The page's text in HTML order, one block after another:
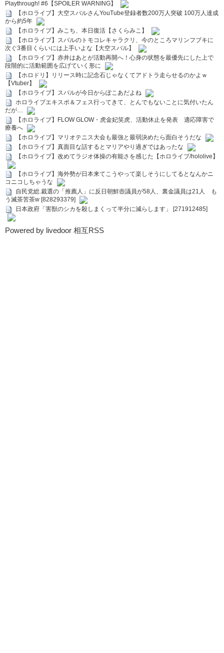
Playthrough! #6【SPOILER WARNING】
【ホロライブ】大空スバルさんYouTube登録者数200万人突破 100万人達成
から約5年
【ホロライブ】みこち、本日復活【さくらみこ】
【ホロライブ】スバルのトモコレキャラクリ、今のところマリンフブキに
次ぐ3番目くらいには上手いよな【大空スバル】
【ホロライブ】赤井はあとが活動再開へ！心身の状態を最優先にした上で
段階的に活動範囲を広げていく形に
【ホロドリ】リリース時に記念石じゃなくてアドトラ走らせるのかよｗ
【Vtuber】
【ホロライブ】スバルが今日からぽこあだよね
ホロライブエキスポ＆フェス行ってきて、とんでもないことに気付いたん
だが…
【ホロライブ】FLOW GLOW・虎金妃笑虎、活動休止を発表 適応障害で
療養へ
【ホロライブ】マリオテニス大会も最強と最弱決めたら面白そうだな
【ホロライブ】真面目な話するとマリアやり過ぎではあったな
【ホロライブ】改めてラジオ体操の有能さを感じた【ホロライブ/hololive】
【ホロライブ】海外勢が日本来てこうやって楽しそうにしてるとなんかニ
コニコしちゃうな
自民党総.裁選の「推薦人」に反日朝鮮壺議員が58人、裏金議員は21人 も
う滅茶苦茶w [828293379]
日本政府「害獣のシカを殺しまくって半分に減らします」 [271912485]
Powered by livedoor 相互RSS